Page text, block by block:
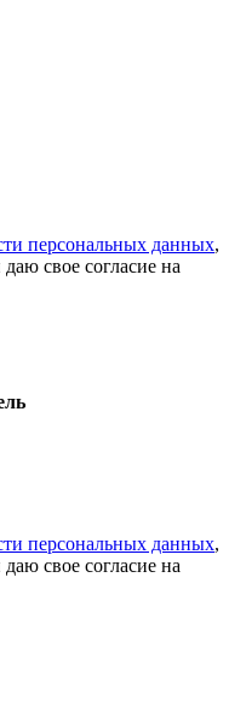
персональных данных,
даю свое согласие на
персональных данных,
даю свое согласие на